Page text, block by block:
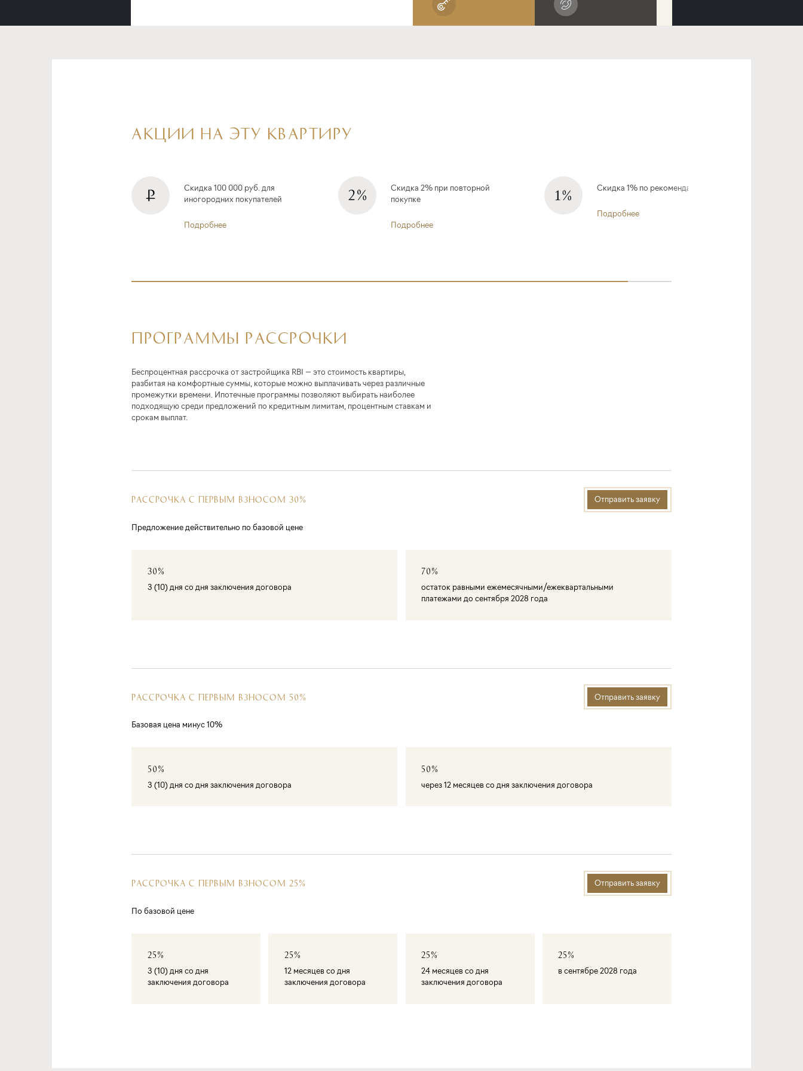
АКЦИИ НА ЭТУ КВАРТИРУ
Скидка 100 000 руб. для
иногородних покупателей
Подробнее
Скидка 2% при повторной
покупке
Подробнее
Скидка 1% по рекомендации
Подробнее
ПРОГРАММЫ РАССРОЧКИ
Беспроцентная рассрочка от застройщика RBI — это стоимость квартиры,
разбитая на комфортные суммы, которые можно выплачивать через различные
промежутки времени. Ипотечные программы позволяют выбирать наиболее
подходящую среди предложений по кредитным лимитам, процентным ставкам и
срокам выплат.
РАССРОЧКА С ПЕРВЫМ ВЗНОСОМ 30%
Предложение действительно по базовой цене
Отправить заявку
30%
3 (10) дня со дня заключения договора
70%
остаток равными ежемесячными/ежеквартальными
платежами до сентября 2028 года
РАССРОЧКА С ПЕРВЫМ ВЗНОСОМ 50%
Базовая цена минус 10%
Отправить заявку
50%
3 (10) дня со дня заключения договора
50%
через 12 месяцев со дня заключения договора
РАССРОЧКА С ПЕРВЫМ ВЗНОСОМ 25%
По базовой цене
Отправить заявку
25%
3 (10) дня со дня
заключения договора
25%
12 месяцев со дня
заключения договора
25%
24 месяцев со дня
заключения договора
25%
в сентябре 2028 года